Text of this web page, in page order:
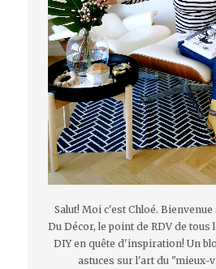
Salut! Moi c'est Chloé. Bienvenue
Du Décor, le point de RDV de tous
DIY en quête d'inspiration! Un
astuces sur l'art du "mieux-